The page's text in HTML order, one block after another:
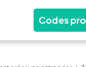
Codes